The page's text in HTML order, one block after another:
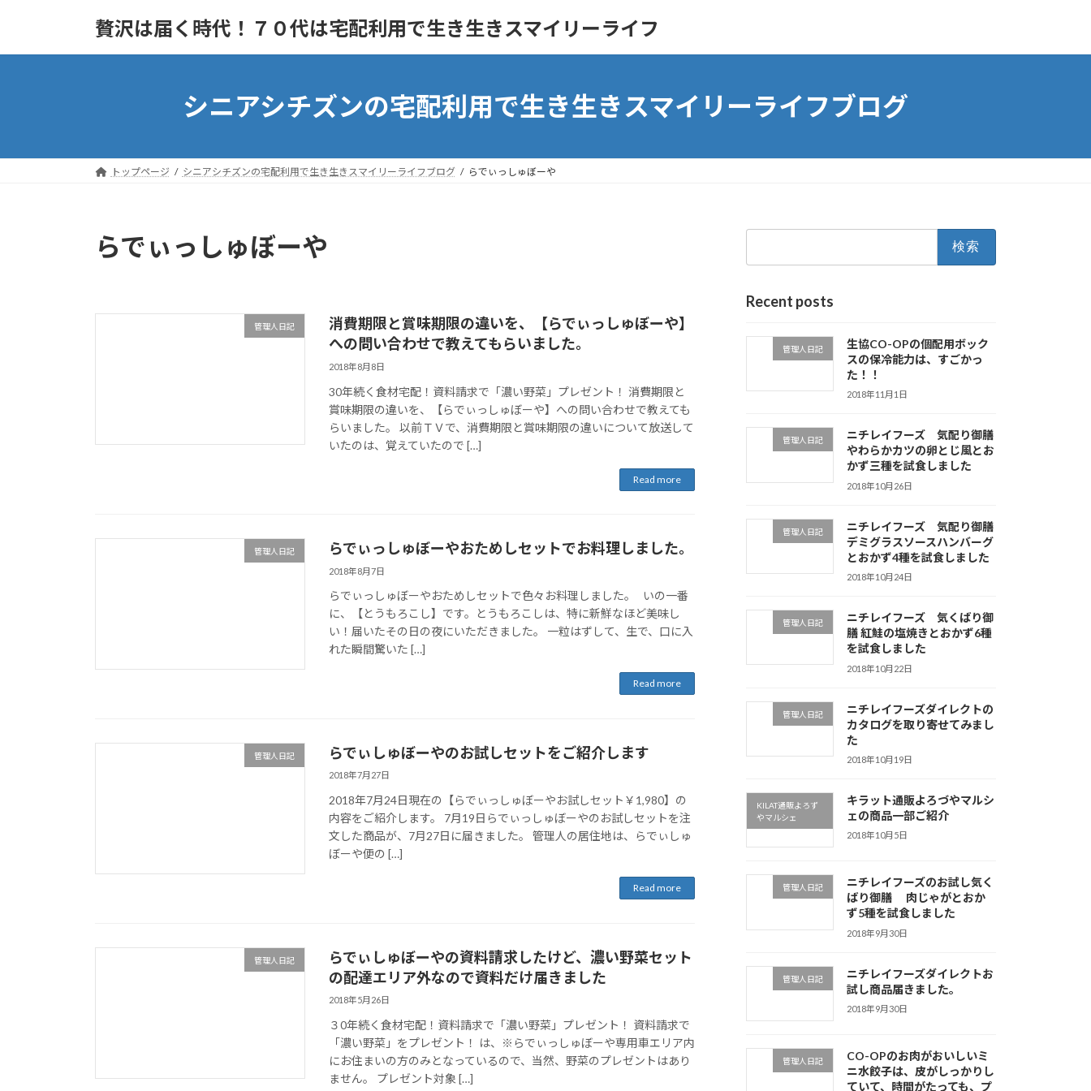
content
Navigation
贅沢は届く時代！７０代は宅配利用で生き生きスマイリーライフ
シニアシチズンの宅配利用で生き生きスマイリーライフブログ
トップページ シニアシチズンの宅配利用で生き生きスマイリーライフブログ らでぃっしゅぼーや
らでぃっしゅぼーや
管理人日記
消費期限と賞味期限の違いを、【らでぃっしゅぼーや】
への問い合わせで教えてもらいました。
2018年8月8日
30年続く食材宅配！資料請求で「濃い野菜」プレゼント！ 消費期限と
賞味期限の違いを、【らでぃっしゅぼーや】への問い合わせで教えても
らいました。 以前ＴＶで、消費期限と賞味期限の違いについて放送して
いたのは、覚えていたので […]
Read more
管理人日記 らでぃっしゅぼーやおためしセットでお料理しました。
2018年8月7日
らでぃっしゅぼーやおためしセットで色々お料理しました。 いの一番
に、【とうもろこし】です。とうもろこしは、特に新鮮なほど美味し
い！届いたその日の夜にいただきました。 一粒はずして、生で、口に入
れた瞬間驚いた […]
Read more
管理人日記 らでぃしゅぼーやのお試しセットをご紹介します
2018年7月27日
2018年7月24日現在の【らでぃっしゅぼーやお試しセット￥1,980】の
内容をご紹介します。 7月19日らでぃっしゅぼーやのお試しセットを注
文した商品が、7月27日に届きました。 管理人の居住地は、らでぃしゅ
ぼーや便の […]
Read more
管理人日記
らでぃしゅぼーやの資料請求したけど、濃い野菜セット
の配達エリア外なので資料だけ届きました
2018年5月26日
３0年続く食材宅配！資料請求で「濃い野菜」プレゼント！ 資料請求で
「濃い野菜」をプレゼント！ は、※らでぃっしゅぼーや専用車エリア内
にお住まいの方のみとなっているので、当然、野菜のプレゼントはあり
ません。 プレゼント対象 […]
Recent posts
管理人日記
生協CO-OPの個配用ボック
スの保冷能力は、すごかっ
た！！
2018年11月1日
管理人日記
ニチレイフーズ 気配り御膳
やわらかカツの卵とじ風とお
かず三種を試食しました
2018年10月26日
管理人日記
ニチレイフーズ 気配り御膳
デミグラスソースハンバーグ
とおかず4種を試食しました
2018年10月24日
管理人日記
ニチレイフーズ 気くばり御
膳 紅鮭の塩焼きとおかず6種
を試食しました
2018年10月22日
管理人日記
ニチレイフーズダイレクトの
カタログを取り寄せてみまし
た
2018年10月19日
KILAT通販よろず
やマルシェ
キラット通販よろづやマルシ
ェの商品一部ご紹介
2018年10月5日
管理人日記
ニチレイフーズのお試し気く
ばり御膳 肉じゃがとおか
ず5種を試食しました
2018年9月30日
管理人日記
ニチレイフーズダイレクトお
試し商品届きました。
2018年9月30日
管理人日記
CO-OPのお肉がおいしいミ
ニ水餃子は、皮がしっかりし
ていて、時間がたっても、プ